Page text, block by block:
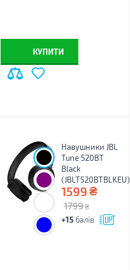
КУПИТИ
Навушники JBL
Tune 520BT
Black
(JBLT520BTBLKEU)
1599₴
1799 ₴
+15 балів